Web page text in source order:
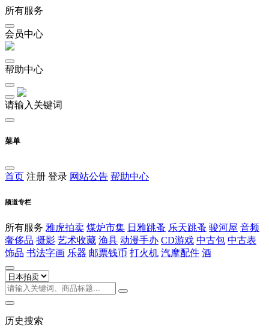
所有服务
会员中心
帮助中心
请输入关键词
菜单
首页 注册 登录 网站公告 帮助中心
频道专栏
所有服务 雅虎拍卖 煤炉市集 日雅跳蚤 乐天跳蚤 骏河屋 音频
奢侈品 摄影 艺术收藏 渔具 动漫手办 CD游戏 中古包 中古表
饰品 书法字画 乐器 邮票钱币 打火机 汽摩配件 酒
历史搜索